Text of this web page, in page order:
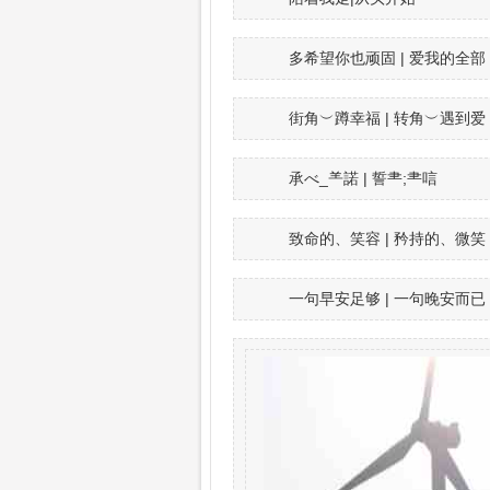
多希望你也顽固 | 爱我的全部
街角︶蹲幸福 | 转角︶遇到爱
承べ_⺷諾 | 誓⺻;⺻唁
致命的、笑容 | 矜持的、微笑
一句早安足够 | 一句晚安而已